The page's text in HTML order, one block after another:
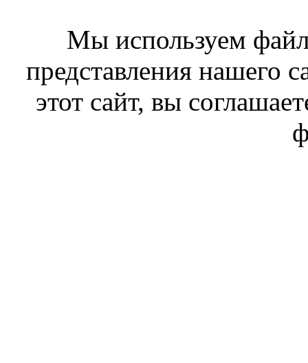
Мы используем
представления нашего
этот сайт, вы